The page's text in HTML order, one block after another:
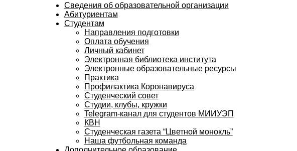
Сведения об образовательной организации
Абитуриентам
Студентам
Направления подготовки
Оплата обучения
Личный кабинет
Электронная библиотека института
Электронные образовательные ресурсы
Практика
Профилактика Коронавируса
Студенческий совет
Студии, клубы, кружки
Telegram-канал для студентов МИИУЭП
КВН
Студенческая газета “Цветной монокль”
Наша футбольная команда